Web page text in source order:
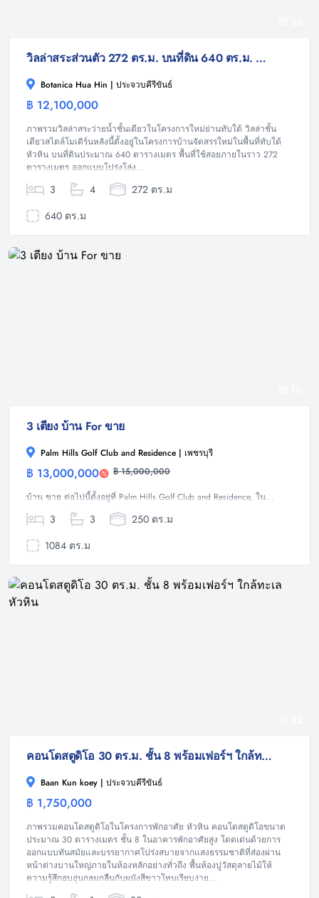
วิลล่าสระส่วนตัว 272 ตร.ม. บนที่ดิน 640 ตร.ม. ทำเลทับใต้ หัวหิน ใกล้ธรรมชาติ
Botanica Hua Hin | ประจวบคีรีขันธ์
฿ 12,100,000
ภาพรวมวิลล่าสระว่ายน้ำชั้นเดียวในโครงการใหม่ย่านทับใต้ วิลล่าชั้น
เดียวสไตล์โมเดิร์นหลังนี้ตั้งอยู่ในโครงการบ้านจัดสรรใหม่ในพื้นที่ทับใต้
หัวหิน บนที่ดินประมาณ 640 ตารางเมตร พื้นที่ใช้สอยภายในราว 272
ตารางเมตร ออกแบบโปร่งโล่ง...
3 4
272 ตร.ม
640 ตร.ม
3 เตียง บ้าน For ขาย
Palm Hills Golf Club and Residence | เพชรบุรี
฿ 13,000,000 ฿ 15,000,000
บ้าน ขาย ต่อไปนี้ตั้งอยู่ที่ Palm Hills Golf Club and Residence, ใน...
3 3
250 ตร.ม
1084 ตร.ม
คอนโดสตูดิโอ 30 ตร.ม. ชั้น 8 พร้อมเฟอร์ฯ ใกล้ทะเล หัวหิน
Baan Kun koey | ประจวบคีรีขันธ์
฿ 1,750,000
ภาพรวมคอนโดสตูดิโอในโครงการพักอาศัย หัวหิน คอนโดสตูดิโอขนาด
ประมาณ 30 ตารางเมตร ชั้น 8 ในอาคารพักอาศัยสูง โดดเด่นด้วยการ
ออกแบบทันสมัยและบรรยากาศโปร่งสบายจากแสงธรรมชาติที่ส่องผ่าน
หน้าต่างบานใหญ่ภายในห้องหลักอย่างทั่วถึง พื้นห้องปูวัสดุลายไม้ให้
ความรู้สึกอบอุ่นกลมกลืนกับผนังสีขาวโทนเรียบง่าย...